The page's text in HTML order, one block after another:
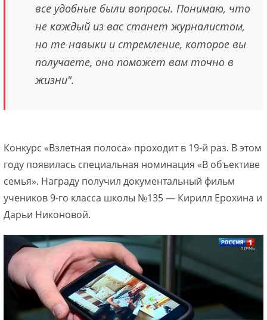
все удобные были вопросы. Понимаю, что
не каждый из вас станет журналистом,
но те навыки и стремление, которое вы
получаете, оно поможет вам точно в
жизни".
Конкурс «Взлетная полоса» проходит в 19-й раз. В этом
году появилась специальная номинация «В объективе
семья». Награду получил документальный фильм
учеников 9-го класса школы №135 — Кирилл Ерохина и
Дарьи Никоновой.